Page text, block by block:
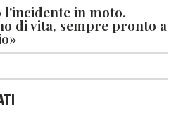
in moto.
di vita, sempre pronto a